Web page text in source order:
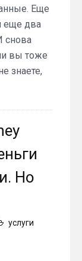
Еще
еще два
снова
вы тоже
знаете,
Но
услуги